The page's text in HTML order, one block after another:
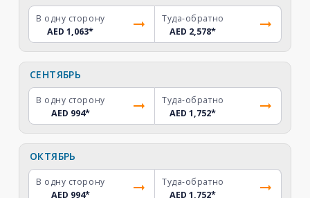
В одну сторону
AED 1,063*
Туда-обратно
AED 2,578*
СЕНТЯБРЬ
В одну сторону
AED 994*
Туда-обратно
AED 1,752*
ОКТЯБРЬ
В одну сторону
AED 994*
Туда-обратно
AED 1,752*